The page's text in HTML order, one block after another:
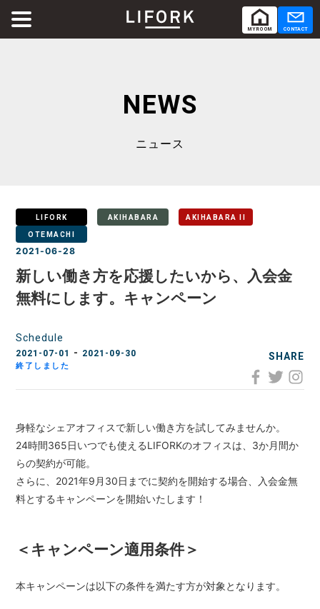
CONTACT
MY ROOM
Co-Working コワーキング
RENTAL ROOM
RENTAL LOUNGE レンタルラウンジ
LOCATIONS 場所
AKIHABARA 秋葉原
AKIHABARA II
OTEMACHI 大手町
MINAMI AOYAMA 南青山
NEWS
ニュース
LIFORK AKIHABARA
AKIHABARA II
OTEMACHI
2021-06-28
新しい働き方を応援したいから、入会金
無料にします。キャンペーン
Schedule
2021-07-01 - 2021-09-30
終了しました
SHARE
身軽なシェアオフィスで新しい働き方を試してみませんか。
24時間365日いつでも使えるLIFORKのオフィスは、3か月間か
らの契約が可能。
さらに、2021年9月30日までに契約を開始する場合、入会金無
料とするキャンペーンを開始いたします！
＜キャンペーン適用条件＞
本キャンペーンは以下の条件を満たす方が対象となります。